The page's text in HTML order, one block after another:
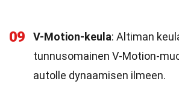
09 V-Motion-keula: Altiman
tunnusomainen V-Motion-
autolle dynaamisen ilmeen.